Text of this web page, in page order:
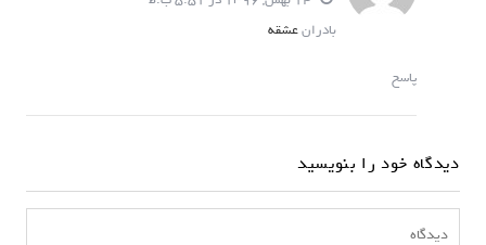
بادرانعشقه
پاسخ
دیدگاه خود را بنویسید